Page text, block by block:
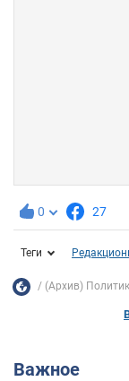
0 27
Теги
(Архив)
Важное